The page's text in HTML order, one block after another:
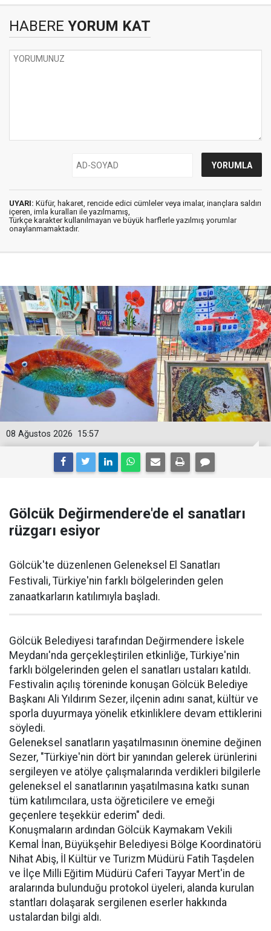
HABERE YORUM KAT
UYARI: Küfür, hakaret, rencide edici cümleler veya imalar, inançlara saldırı
içeren, imla kuralları ile yazılmamış,
Türkçe karakter kullanılmayan ve büyük harflerle yazılmış yorumlar
onaylanmamaktadır.
15:57
08 Ağustos 2026
Gölcük Değirmendere'de el sanatları
rüzgarı esiyor
Gölcük'te düzenlenen Geleneksel El Sanatları
Festivali, Türkiye'nin farklı bölgelerinden gelen
zanaatkarların katılımıyla başladı.
Gölcük Belediyesi tarafından Değirmendere İskele
Meydanı'nda gerçekleştirilen etkinliğe, Türkiye'nin
farklı bölgelerinden gelen el sanatları ustaları katıldı.
Festivalin açılış töreninde konuşan Gölcük Belediye
Başkanı Ali Yıldırım Sezer, ilçenin adını sanat, kültür ve
sporla duyurmaya yönelik etkinliklere devam ettiklerini
söyledi.
Geleneksel sanatların yaşatılmasının önemine değinen
Sezer, "Türkiye'nin dört bir yanından gelerek ürünlerini
sergileyen ve atölye çalışmalarında verdikleri bilgilerle
geleneksel el sanatlarının yaşatılmasına katkı sunan
tüm katılımcılara, usta öğreticilere ve emeği
geçenlere teşekkür ederim" dedi.
Konuşmaların ardından Gölcük Kaymakam Vekili
Kemal İnan, Büyükşehir Belediyesi Bölge Koordinatörü
Nihat Abiş, İl Kültür ve Turizm Müdürü Fatih Taşdelen
ve İlçe Milli Eğitim Müdürü Caferi Tayyar Mert'in de
aralarında bulunduğu protokol üyeleri, alanda kurulan
stantları dolaşarak sergilenen eserler hakkında
ustalardan bilgi aldı.